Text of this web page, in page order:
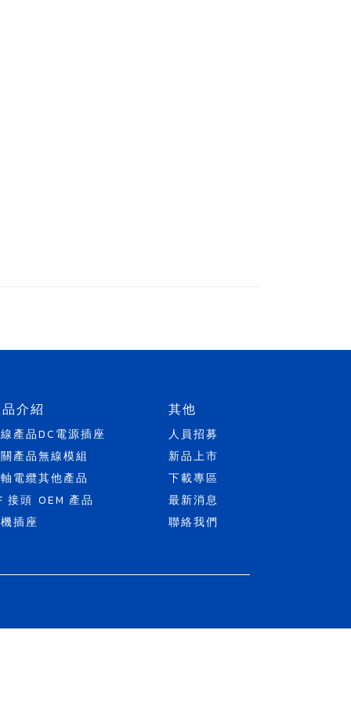
介紹
產品
產品
電纜
接頭
插座
DC電源插座
無線模組
其他產品
OEM 產品
其他
人員招募
新品上市
下載專區
最新消息
聯絡我們